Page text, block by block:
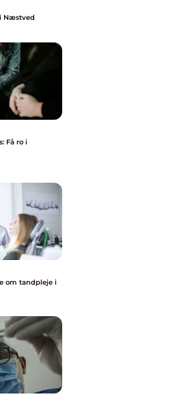
Næstved
Få ro i
om tandpleje i